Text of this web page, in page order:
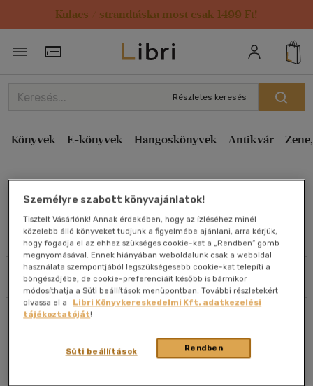
Kulacs / strandtáska most csak 1499 Ft!
Törzsvásárlói Kártya adatai
Részletes keresés
Könyvek E-könyvek Hangoskönyvek Antikvár
David Sundin
Művei
Szűrés Rendezés
Rendezés
Kiadás éve szerint csökkenő
Ár szerint csökkenő
Eladott darabszám szerint csökkenő
Eladott darabszám szerint növekvő
Cím szerint A-Z
Szerző szerint A-Z
Megjelenítés
20 db / oldal
Személyre szabott könyvajánlatok!
Tisztelt Vásárlónk! Annak érdekében, hogy az ízléséhez minél
közelebb álló könyveket tudjunk a figyelmébe ajánlani, arra kérjük,
hogy fogadja el az ehhez szükséges cookie-kat a „Rendben” gomb
megnyomásával. Ennek hiányában weboldalunk csak a weboldal
használata szempontjából legszükségesebb cookie-kat telepíti a
böngészőjébe, de cookie-preferenciáit később is bármikor
módosíthatja a Süti beállítások menüpontban. További részletekért
olvassa el a
Libri Könyvkereskedelmi Kft. adatkezelési
tájékoztatóját!
Rendben
Süti beállítások